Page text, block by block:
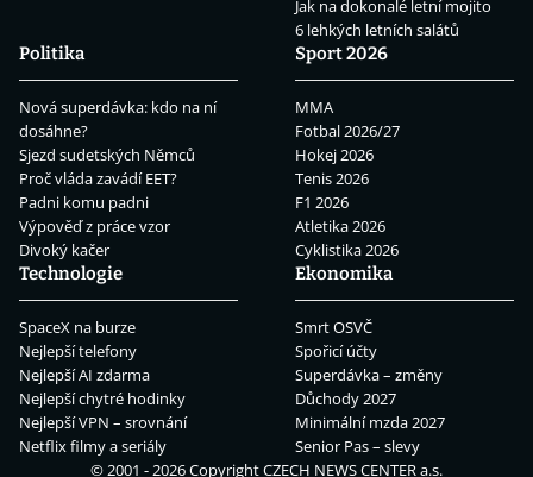
Jak na dokonalé letní mojito
6 lehkých letních salátů
Politika
Nová superdávka: kdo na ní
dosáhne?
Sjezd sudetských Němců
Proč vláda zavádí EET?
Padni komu padni
Výpověď z práce vzor
Divoký kačer
Sport 2026
MMA
Fotbal 2026/27
Hokej 2026
Tenis 2026
F1 2026
Atletika 2026
Cyklistika 2026
Technologie
SpaceX na burze
Nejlepší telefony
Nejlepší AI zdarma
Nejlepší chytré hodinky
Nejlepší VPN – srovnání
Netflix filmy a seriály
Ekonomika
Smrt OSVČ
Spořicí účty
Superdávka – změny
Důchody 2027
Minimální mzda 2027
Senior Pas – slevy
© 2001 - 2026 CopyrightCZECH NEWS CENTER a.s.